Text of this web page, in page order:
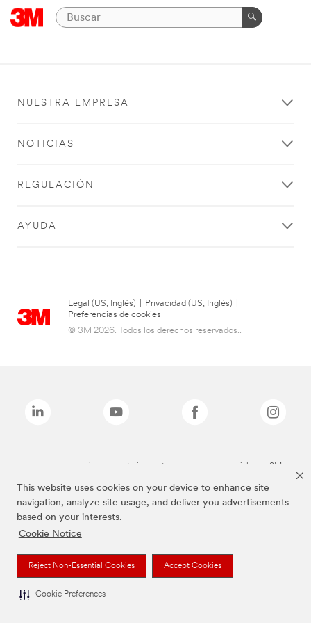
This website uses cookies on your device to enhance site
navigation, analyze site usage, and deliver you advertisements
based on your interests.
Cookie Notice
Reject Non-Essential Cookies Accept Cookies
Cookie Preferences
NUESTRA EMPRESA
NOTICIAS
REGULACIÓN
AYUDA
Legal (US, Inglés) Privacidad (US, Inglés)
Preferencias de cookies
© 3M 2026. Todos los derechos reservados..
Las marcas mencionadas anteriormente son marcas comerciales de 3M.